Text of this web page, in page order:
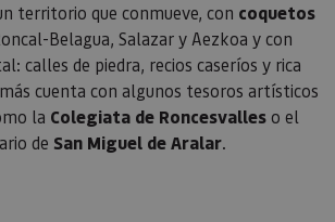
territorio que conmueve, con coquetos
Belagua, Salazar y Aezkoa y con
calles de piedra, recios caseríos y rica
cuenta con algunos tesoros artísticos
la Colegiata de Roncesvalleso el
de San Miguel de Aralar.